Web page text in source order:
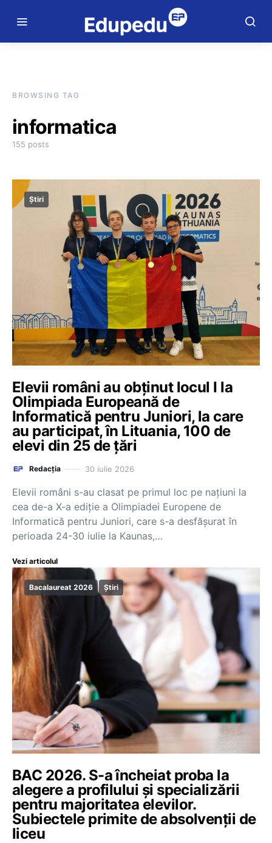
BROWSING TAG
informatica
155 posts
Știri
Elevii români au obținut locul I la
Olimpiada Europeană de
Informatică pentru Juniori, la care
au participat, în Lituania, 100 de
elevi din 25 de țări
Redacția 30 iulie 2026
Elevii români s-au clasat pe primul loc pe naţiuni la
cea de-a X-a ediţie a Olimpiadei Europene de
Informatică pentru Juniori, care s-a desfăşurat în
perioada 24-30 iulie la Kaunas,…
Vezi articolul
Bacalaureat 2026 Știri
BAC 2026. S-a încheiat proba la
alegere a profilului și specializării
pentru majoritatea elevilor.
Subiectele primite de absolvenții de
liceu